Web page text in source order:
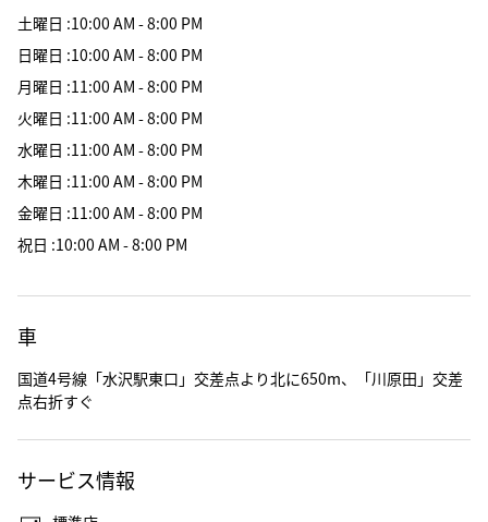
土曜日 :10:00 AM - 8:00 PM
日曜日 :10:00 AM - 8:00 PM
月曜日 :11:00 AM - 8:00 PM
火曜日 :11:00 AM - 8:00 PM
水曜日 :11:00 AM - 8:00 PM
木曜日 :11:00 AM - 8:00 PM
金曜日 :11:00 AM - 8:00 PM
祝日 :10:00 AM - 8:00 PM
車
国道4号線「水沢駅東口」交差点より北に650m、「川原田」交差
点右折すぐ
サービス情報